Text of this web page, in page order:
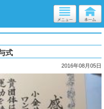
式
2016年08月05日